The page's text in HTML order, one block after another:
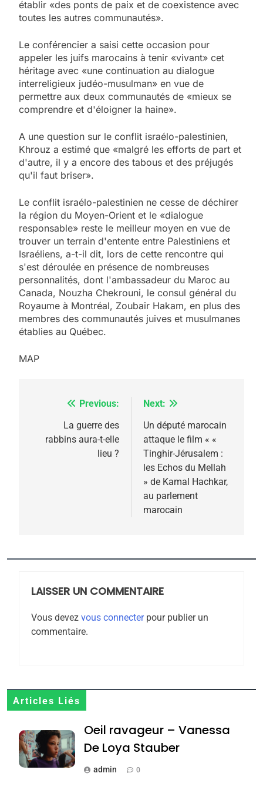
établir «des ponts de paix et de coexistence avec
toutes les autres communautés».
Le conférencier a saisi cette occasion pour
appeler les juifs marocains à tenir «vivant» cet
héritage avec «une continuation au dialogue
interreligieux judéo-musulman» en vue de
permettre aux deux communautés de «mieux se
comprendre et d'éloigner la haine».
A une question sur le conflit israélo-palestinien,
Khrouz a estimé que «malgré les efforts de part et
d'autre, il y a encore des tabous et des préjugés
qu'il faut briser».
Le conflit israélo-palestinien ne cesse de déchirer
la région du Moyen-Orient et le «dialogue
responsable» reste le meilleur moyen en vue de
trouver un terrain d'entente entre Palestiniens et
Israéliens, a-t-il dit, lors de cette rencontre qui
s'est déroulée en présence de nombreuses
personnalités, dont l'ambassadeur du Maroc au
Canada, Nouzha Chekrouni, le consul général du
Royaume à Montréal, Zoubair Hakam, en plus des
membres des communautés juives et musulmanes
établies au Québec.
MAP
NavigationPrevious:
La guerre des
rabbins aura-t-elle
lieu ?
Next:
Un député marocain
attaque le film « «
Tinghir-Jérusalem :
les Echos du Mellah
» de Kamal Hachkar,
au parlement
marocain
LAISSER UN COMMENTAIRE
Vous devez vous connecterpour publier un
commentaire.
Articles Liés
Oeil ravageur – Vanessa
De Loya Stauber
admin 0
2025, l’année la plus
rapport d’ADL contre
FRANCE ISRAÉL
6
Zrihen-Dvir
7
Jacques Hadida
JUDAISME